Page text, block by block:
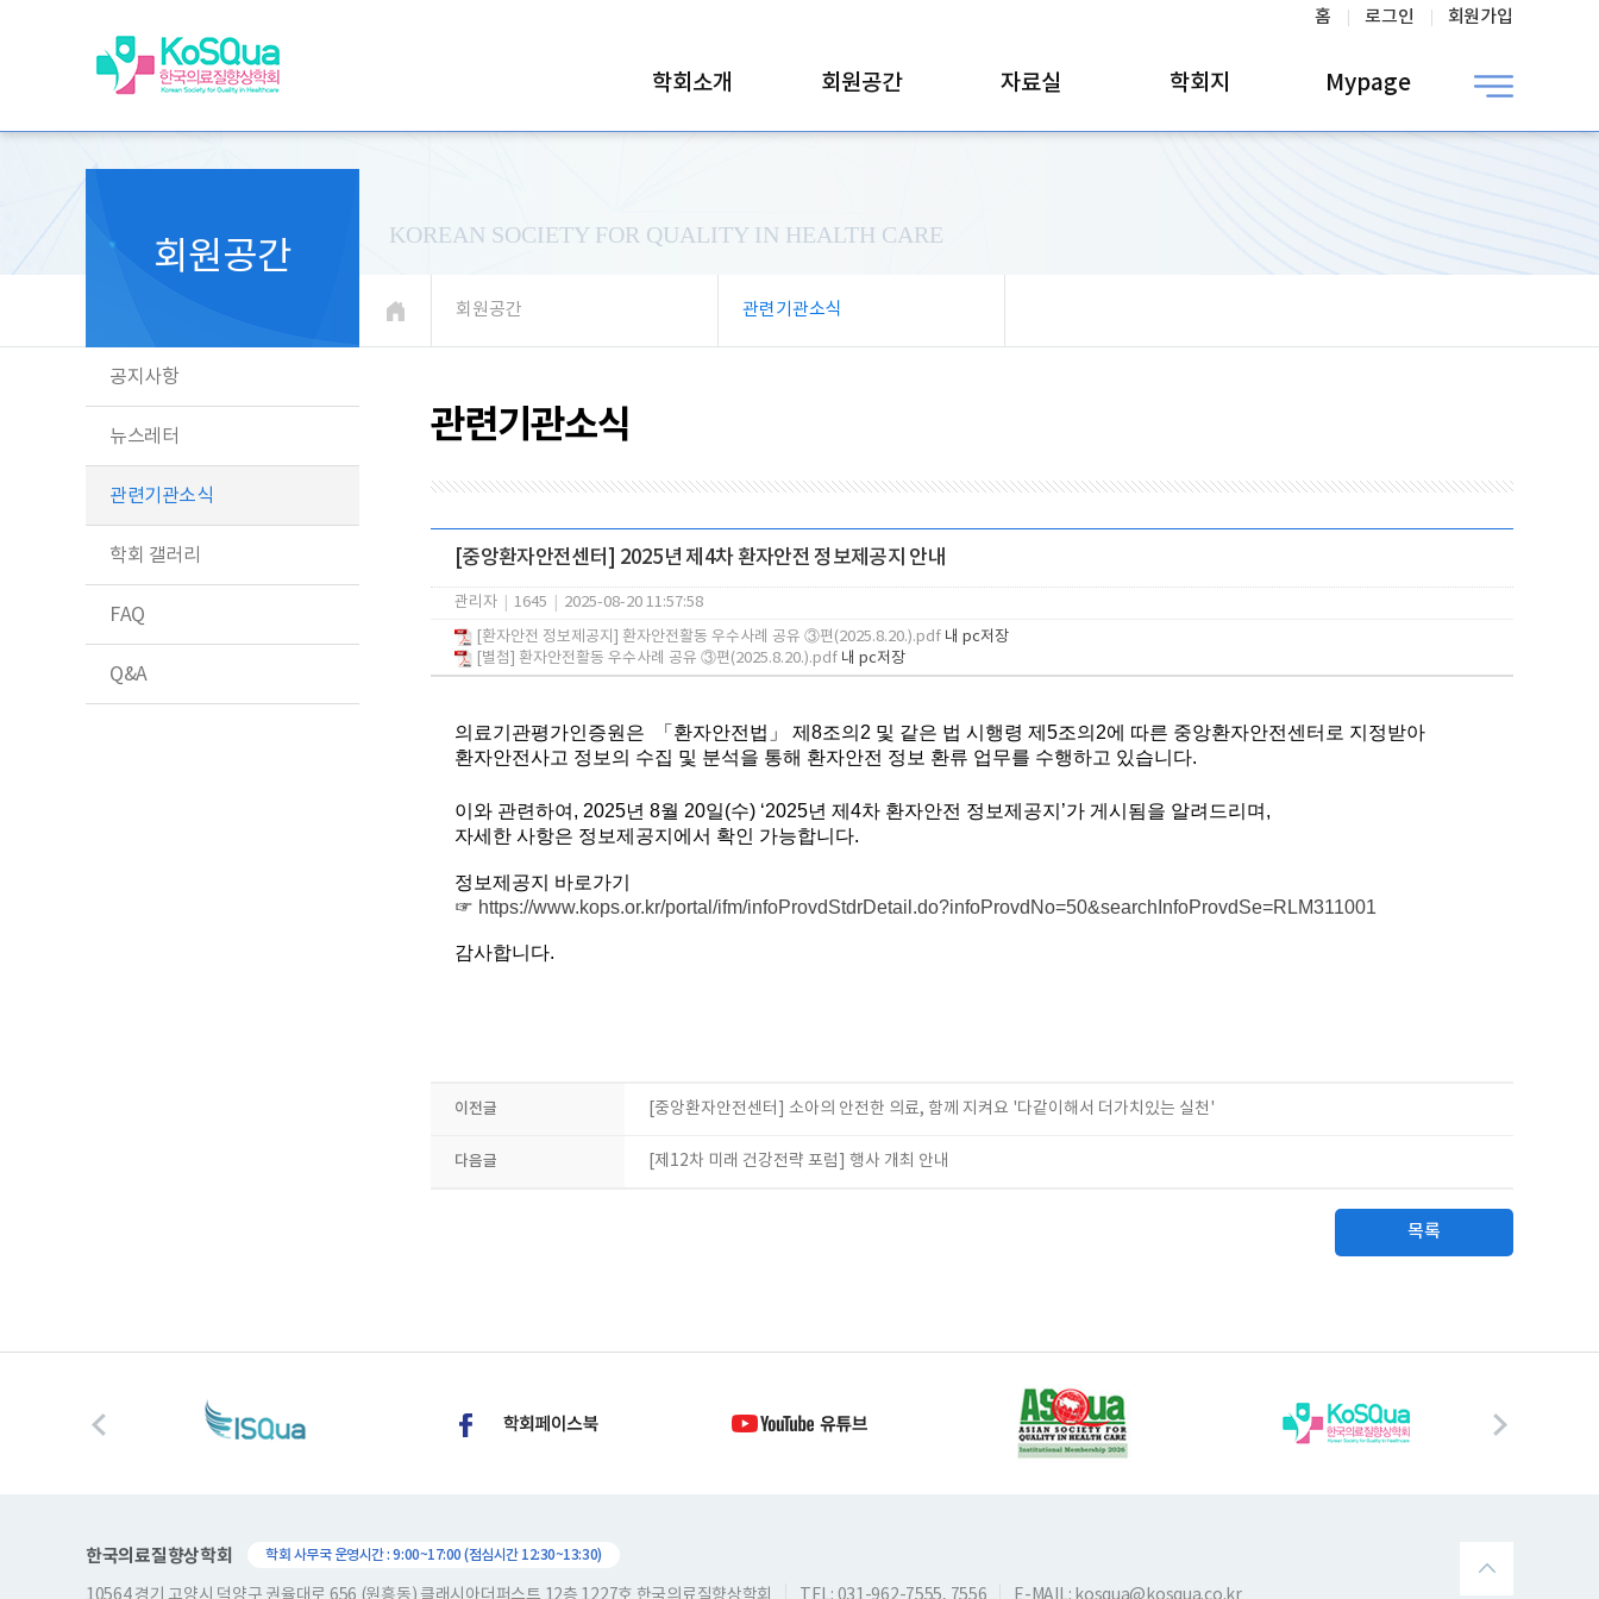
홈 로그인 회원가입
학회소개 회원공간 자료실 학회지 Mypage
KOREAN SOCIETY FOR QUALITY IN HEALTH CARE
회원공간 관련기관소식
회원공간
공지사항
뉴스레터
관련기관소식
학회 갤러리
FAQ
Q&A
관련기관소식
[중앙환자안전센터] 2025년 제4차 환자안전 정보제공지 안내
관리자 1645
2025-08-20 11:57:58
[환자안전 정보제공지] 환자안전활동 우수사례 공유 ③편(2025.8.20.).pdf 내 pc저장
[별첨] 환자안전활동 우수사례 공유 ③편(2025.8.20.).pdf 내 pc저장
의료기관평가인증원은 「환자안전법」 제8조의2 및 같은 법 시행령 제5조의2에 따른 중앙환자안전센터로 지정받아
환자안전사고 정보의 수집 및 분석을 통해 환자안전 정보 환류 업무를 수행하고 있습니다.
이와 관련하여, 2025년 8월 20일(수) ‘2025년 제4차 환자안전 정보제공지 ’가 게시 됨을 알려드리며,
자세한 사항은 정보제공지에서 확인 가능합니다.
정보제공지 바로가기
☞ https://www.kops.or.kr/portal/ifm/infoProvdStdrDetail.do?infoProvdNo=50&searchInfoProvdSe=RLM311001
감사합니다.
이전글 [중앙환자안전센터] 소아의 안전한 의료, 함께 지켜요 '다같이해서 더가치있는 실천'
다음글 [제12차 미래 건강전략 포럼] 행사 개최 안내
목록
한국의료질향상학회 학회 사무국 운영시간 : 9:00~17:00 (점심시간 12:30~13:30)